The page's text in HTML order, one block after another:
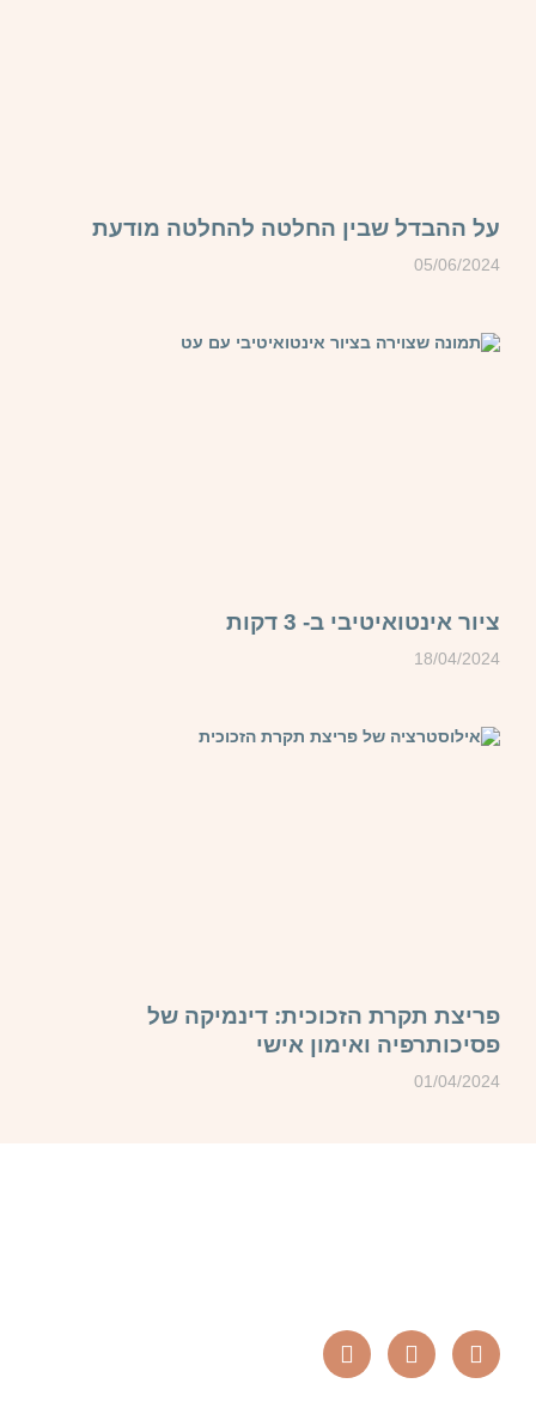
על ההבדל שבין החלטה להחלטה מודעת
05/06/2024
ציור אינטואיטיבי ב- 3 דקות
18/04/2024
פריצת תקרת הזכוכית: דינמיקה של
פסיכותרפיה ואימון אישי
01/04/2024